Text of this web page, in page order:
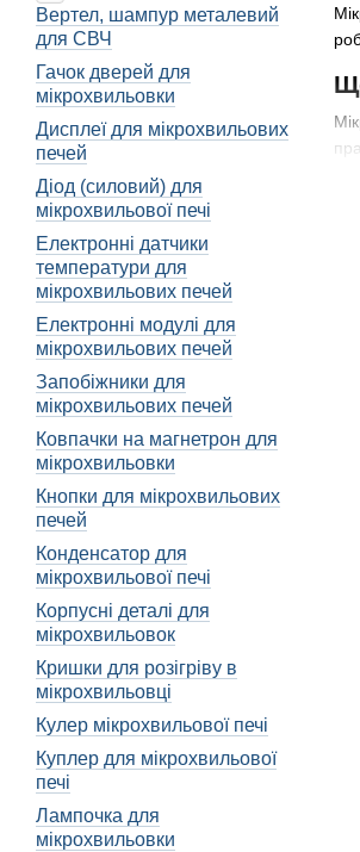
Вертел, шампур металевий
для СВЧ
Гачок дверей для
мікрохвильовки
Дисплеї для мікрохвильових
печей
Діод (силовий) для
мікрохвильової печі
Електронні датчики
температури для
мікрохвильових печей
Електронні модулі для
мікрохвильових печей
Запобіжники для
мікрохвильових печей
Ковпачки на магнетрон для
мікрохвильовки
Кнопки для мікрохвильових
печей
Конденсатор для
мікрохвильової печі
Корпусні деталі для
мікрохвильовок
Кришки для розігріву в
мікрохвильовці
Кулер мікрохвильової печі
Куплер для мікрохвильової
печі
Лампочка для
мікрохвильовки